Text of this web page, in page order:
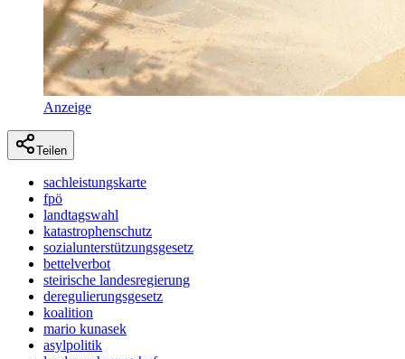
Anzeige
Teilen
sachleistungskarte
fpö
landtagswahl
katastrophenschutz
sozialunterstützungsgesetz
bettelverbot
steirische landesregierung
deregulierungsgesetz
koalition
mario kunasek
asylpolitik